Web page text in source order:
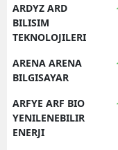
ARDYZ ARD
BILISIM
TEKNOLOJILERI
ARENA ARENA
BILGISAYAR
ARFYE ARF BIO
YENILENEBILIR
ENERJI